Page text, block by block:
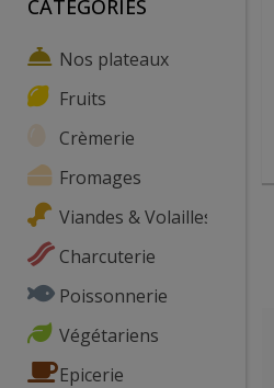
CATEGORIES
Nos plateaux
Fruits
Crèmerie
Fromages
Viandes & Volailles
Charcuterie
Poissonnerie
Végétariens
Epicerie